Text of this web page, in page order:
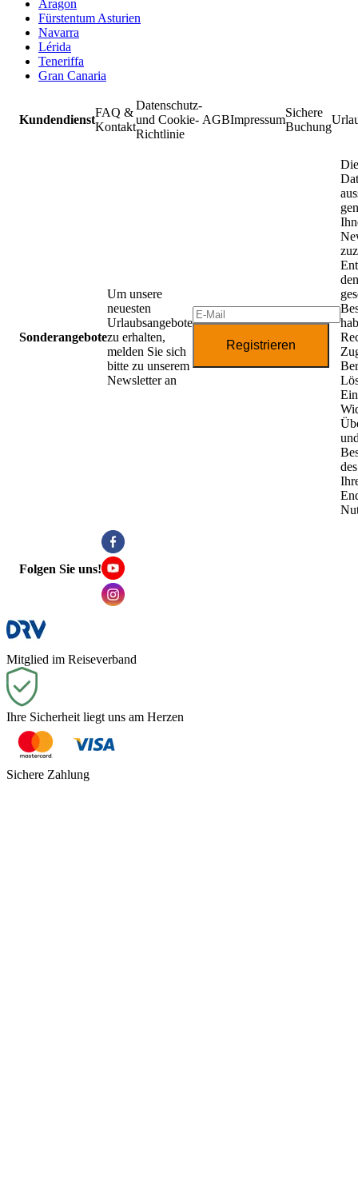
Aragon
Fürstentum Asturien
Navarra
Lérida
Teneriffa
Gran Canaria
Kundendienst
FAQ &
Kontakt
Datenschutz-
und Cookie-
Richtlinie
AGBImpressum
Sichere
Buchung
Sonderangebote
Um unsere
neuesten
Urlaubsangebote
zu erhalten,
melden Sie sich
bitte zu unserem
Newsletter an
Registrieren
den
Folgen Sie uns!
Mitglied im Reiseverband
Ihre Sicherheit liegt uns am Herzen
Sichere Zahlung